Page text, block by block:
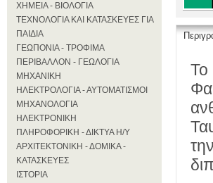
ΧΗΜΕΙΑ - ΒΙΟΛΟΓΙΑ
ΤΕΧΝΟΛΟΓΙΑ ΚΑΙ ΚΑΤΑΣΚΕΥΕΣ ΓΙΑ
ΠΑΙΔΙΑ
ΓΕΩΠΟΝΙΑ - ΤΡΟΦΙΜΑ
ΠΕΡΙΒΑΛΛΟΝ - ΓΕΩΛΟΓΙΑ
ΜΗΧΑΝΙΚΗ
ΗΛΕΚΤΡΟΛΟΓΙΑ - ΑΥΤΟΜΑΤΙΣΜΟΙ
ΜΗΧΑΝΟΛΟΓΙΑ
ΗΛΕΚΤΡΟΝΙΚΗ
ΠΛΗΡΟΦΟΡΙΚΗ - ΔΙΚΤΥΑ Η/Υ
ΑΡΧΙΤΕΚΤΟΝΙΚΗ - ΔΟΜΙΚΑ -
ΚΑΤΑΣΚΕΥΕΣ
ΙΣΤΟΡΙΑ
Το